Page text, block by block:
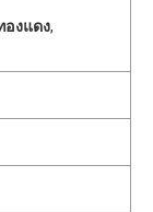
องแดง,